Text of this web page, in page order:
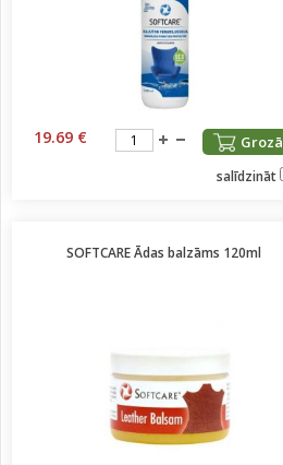
19.69 € Grozā
salīdzināt
SOFTCARE Ādas balzāms 120ml